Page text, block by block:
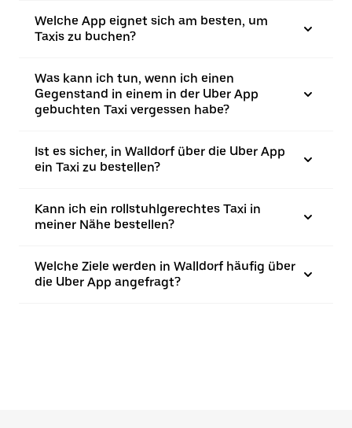
Welche App eignet sich am besten, um
Taxis zu buchen?
Was kann ich tun, wenn ich einen
Gegenstand in einem in der Uber App
gebuchten Taxi vergessen habe?
Ist es sicher, in Walldorf über die Uber App
ein Taxi zu bestellen?
Kann ich ein rollstuhlgerechtes Taxi in
meiner Nähe bestellen?
Welche Ziele werden in Walldorf häufig über
die Uber App angefragt?